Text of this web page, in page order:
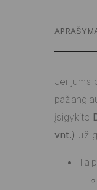
Jei jums
įsigykite
vnt.) už